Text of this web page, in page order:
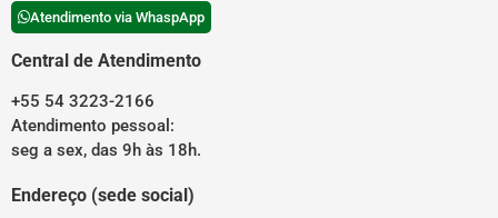
Atendimento via WhaspApp
Central de Atendimento
+55 54 3223-2166
Atendimento pessoal:
seg a sex, das 9h às 18h.
Endereço (sede social)